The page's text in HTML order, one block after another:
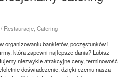
Restauracje, Catering
organizowaniu bankietów, poczęstunków i
która zapewni najlepsze dania? Lubisz
niezwykle atrakcyjne ceny, terminowość
doświadczenie, dzięki czemu nasza